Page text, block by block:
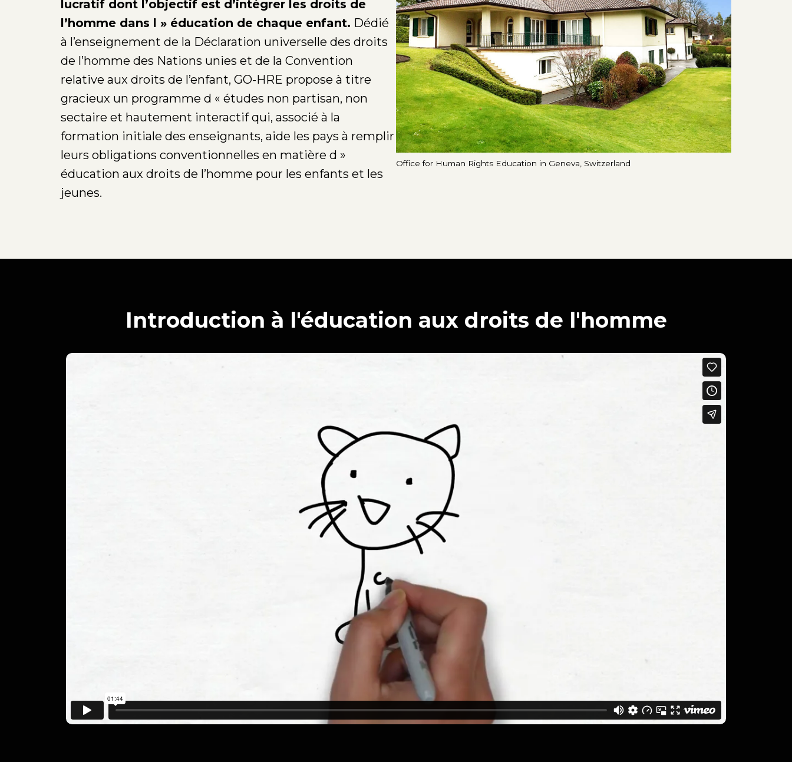
lucratif dont l’objectif est d’intégrer les droits de
l’homme dans l » éducation de chaque enfant. Dédié
à l’enseignement de la Déclaration universelle des droits
de l’homme des Nations unies et de la Convention
relative aux droits de l’enfant, GO-HRE propose à titre
gracieux un programme d « études non partisan, non
sectaire et hautement interactif qui, associé à la
formation initiale des enseignants, aide les pays à remplir
leurs obligations conventionnelles en matière d »
éducation aux droits de l’homme pour les enfants et les
jeunes.
Office for Human Rights Education in Geneva, Switzerland
Introduction à l'éducation aux droits de l'homme